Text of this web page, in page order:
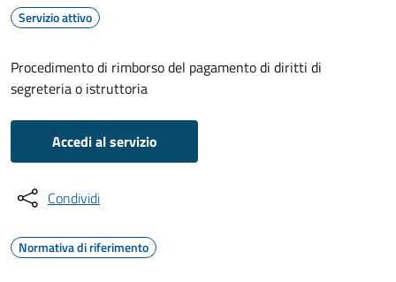
Servizio attivo
Procedimento di rimborso del pagamento di diritti di
segreteria o istruttoria
Accedi al servizio
Condividi
Normativa di riferimento